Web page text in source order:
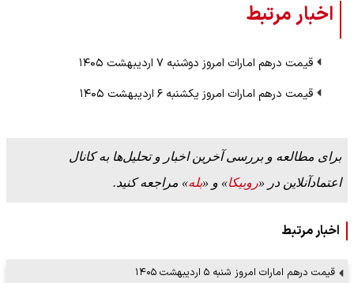
اخبار مرتبط
قیمت درهم امارات امروز دوشنبه ۷ اردیبهشت ۱۴۰۵
قیمت درهم امارات امروز یکشنبه ۶ اردیبهشت ۱۴۰۵
برای مطالعه و بررسی آخرین اخبار و تحلیل‌ها به کانال
اعتمادآنلاین در «روبیکا» و «بله» مراجعه کنید.
اخبار مرتبط
قیمت درهم امارات امروز شنبه ۵ اردیبهشت ۱۴۰۵